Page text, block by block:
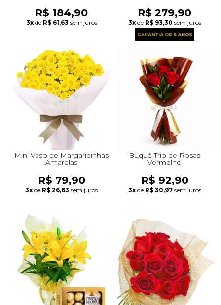
R$ 184,90
3x de R$ 61,63 sem juros
R$ 279,90
3x de R$ 93,30 sem juros
Mini Vaso de Margaridinhas
Amarelas
R$ 79,90
3x de R$ 26,63 sem juros
Buquê Trio de Rosas
Vermelho
R$ 92,90
3x de R$ 30,97 sem juros